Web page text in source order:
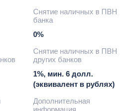
Снятие наличных в ПВН
банка
0%
Снятие наличных в ПВН
других банков
1%, мин. 6 долл.
(эквивалент в рублях)
Дополнительная
информация